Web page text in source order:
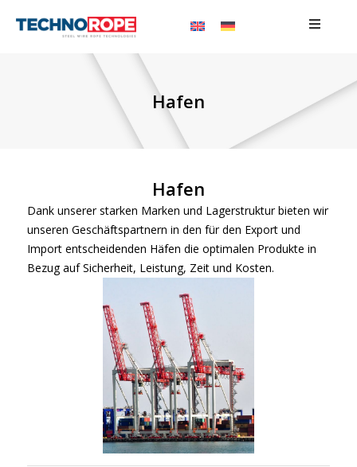
Hafen
Hafen
Dank unserer starken Marken und Lagerstruktur bieten wir
unseren Geschäftspartnern in den für den Export und
Import entscheidenden Häfen die optimalen Produkte in
Bezug auf Sicherheit, Leistung, Zeit und Kosten.